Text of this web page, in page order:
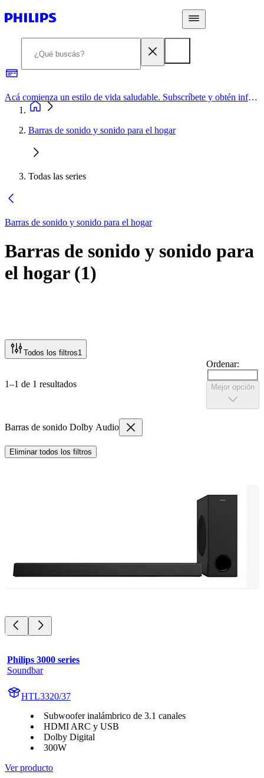
Acá comienza un estilo de vida saludable. Subscríbete y obtén información de primera mano
Barras de sonido y sonido para el hogar
Todas las series
Barras de sonido y sonido para el hogar
Barras de sonido y sonido para
el hogar(1)
Todos los filtros1
1–1 de 1 resultados
Ordenar:
Mejor opción
Barras de sonido Dolby Audio
Eliminar todos los filtros
Philips 3000 series
Soundbar
HTL3320/37
Subwoofer inalámbrico de 3.1 canales
HDMI ARC y USB
Dolby Digital
300W
Ver producto